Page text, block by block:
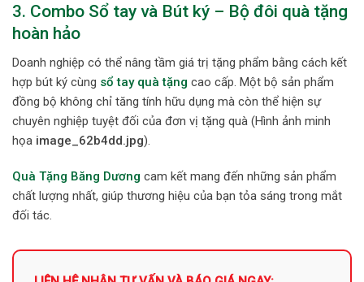
3. Combo Sổ tay và Bút ký – Bộ đôi quà tặng
hoàn hảo
Doanh nghiệp có thể nâng tầm giá trị tặng phẩm bằng cách kết
hợp bút ký cùng sổ tay quà tặng cao cấp. Một bộ sản phẩm
đồng bộ không chỉ tăng tính hữu dụng mà còn thể hiện sự
chuyên nghiệp tuyệt đối của đơn vị tặng quà (Hình ảnh minh
họa image_62b4dd.jpg).
Quà Tặng Băng Dương cam kết mang đến những sản phẩm
chất lượng nhất, giúp thương hiệu của bạn tỏa sáng trong mắt
đối tác.